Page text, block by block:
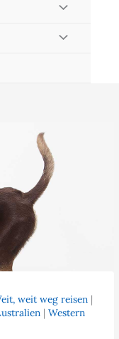
weit weg reisen |
|Western